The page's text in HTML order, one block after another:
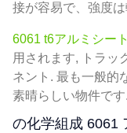
接が容易で、強度
6061 t6アルミシート
用されます, トラッ
ネント. 最も一般的
素晴らしい物件です.
の化学組成 6061